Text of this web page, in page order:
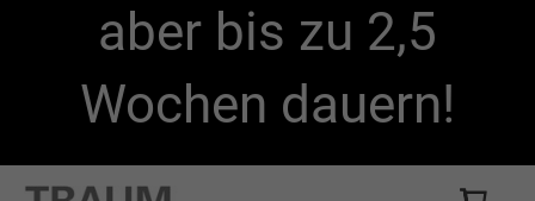
aber bis zu 2,5
Wochen dauern!